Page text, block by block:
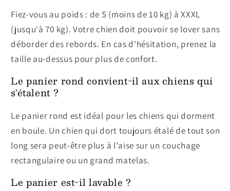
Fiez-vous au poids : de S (moins de 10 kg) à XXXL
(jusqu'à 70 kg). Votre chien doit pouvoir se lover sans
déborder des rebords. En cas d'hésitation, prenez la
taille au-dessus pour plus de confort.
Le panier rond convient-il aux chiens qui
s'étalent ?
Le panier rond est idéal pour les chiens qui dorment
en boule. Un chien qui dort toujours étalé de tout son
long sera peut-être plus à l'aise sur un couchage
rectangulaire ou un grand matelas.
Le panier est-il lavable ?